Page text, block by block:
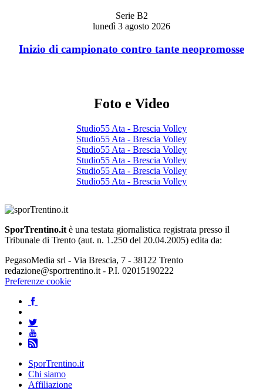
Serie B2
lunedì 3 agosto 2026
Inizio di campionato contro tante neopromosse
Foto e Video
Studio55 Ata - Brescia Volley
Studio55 Ata - Brescia Volley
Studio55 Ata - Brescia Volley
Studio55 Ata - Brescia Volley
Studio55 Ata - Brescia Volley
Studio55 Ata - Brescia Volley
SporTrentino.it è una testata giornalistica registrata presso il
Tribunale di Trento (aut. n. 1.250 del 20.04.2005) edita da:
PegasoMedia srl - Via Brescia, 7 - 38122 Trento
redazione@sportrentino.it - P.I. 02015190222
Preferenze cookie
SporTrentino.it
Chi siamo
Affiliazione